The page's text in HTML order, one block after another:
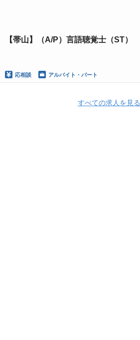
【帯山】（A/P）言語聴覚士（ST）
応相談 アルバイト・パート
すべての求人を見る